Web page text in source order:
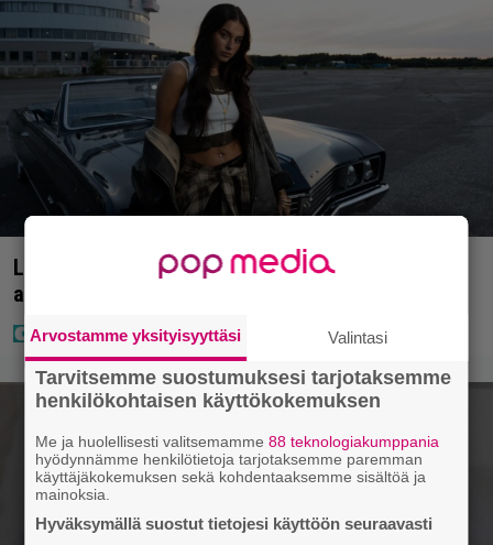
Laulaja Mirellan rantakuvat ovat täynnä lomaa,
aurinkoa ja iloa
Arvostamme yksityisyyttäsi Valintasi
Tarvitsemme suostumuksesi tarjotaksemme
henkilökohtaisen käyttökokemuksen
Me ja huolellisesti valitsemamme88 teknologiakumppania
hyödynnämme henkilötietoja tarjotaksemme paremman
käyttäjäkokemuksen sekä kohdentaaksemme sisältöä ja
mainoksia.
Hyväksymällä suostut tietojesi käyttöön seuraavasti